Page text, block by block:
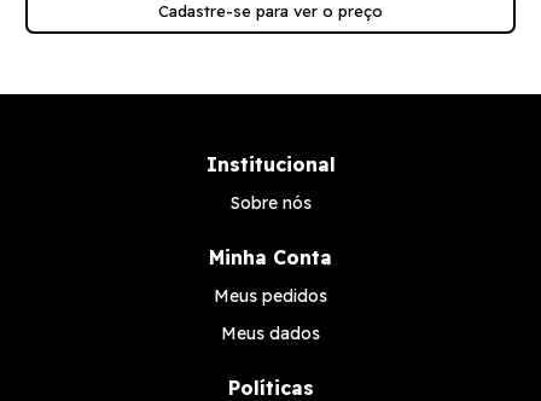
Cadastre-se para ver o preço
Institucional
Sobre nós
Minha Conta
Meus pedidos
Meus dados
Políticas